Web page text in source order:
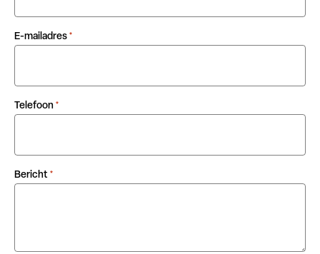
E-mailadres *
Telefoon *
Bericht *